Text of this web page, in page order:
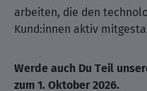
arbeiten, die den
Kund:innen aktiv
Werde auch Du Teil
zum 1. Oktober 2026.